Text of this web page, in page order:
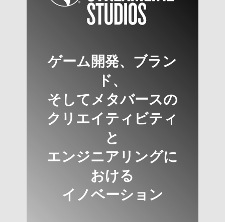
ゲーム開発、ブラン
ド、
そしてメタバースの
クリエイティビティ
と
エンジニアリングに
おける
イノベーション